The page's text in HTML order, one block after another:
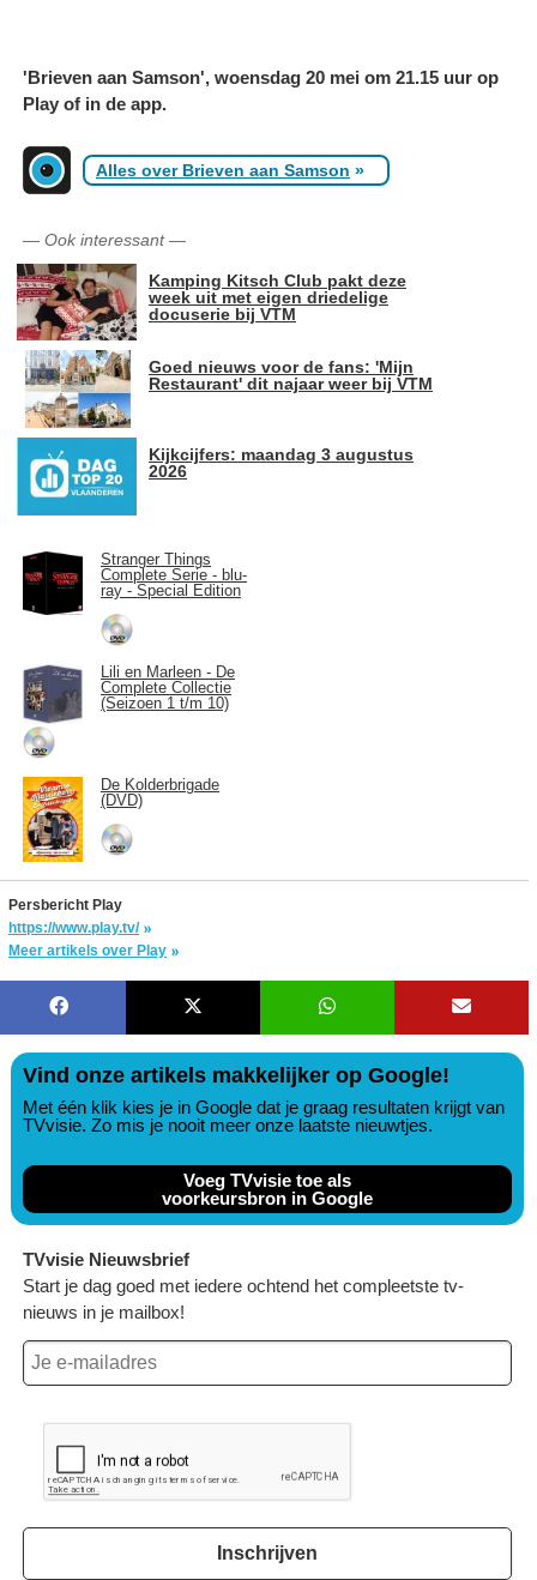
'Brieven aan Samson', woensdag 20 mei om 21.15 uur op
Play of in de app.
Alles over Brieven aan Samson »
— Ook interessant—
Kamping Kitsch Club pakt deze
week uit met eigen driedelige
docuserie bij VTM
Goed nieuws voor de fans: 'Mijn
Restaurant' dit najaar weer bij VTM
Kijkcijfers: maandag 3 augustus
2026
Stranger Things
Complete Serie - blu-
ray - Special Edition
Lili en Marleen - De
Complete Collectie
(Seizoen 1 t/m 10)
De Kolderbrigade
(DVD)
Persbericht Play
https://www.play.tv/
Meer artikels over Play
Vind onze artikels makkelijker op Google!
Met één klik kies je in Google dat je graag resultaten krijgt van
TVvisie. Zo mis je nooit meer onze laatste nieuwtjes.
Voeg TVvisie toe als
voorkeursbron in Google
TVvisie Nieuwsbrief
Start je dag goed met iedere ochtend het compleetste tv-
nieuws in je mailbox!
Inschrijven